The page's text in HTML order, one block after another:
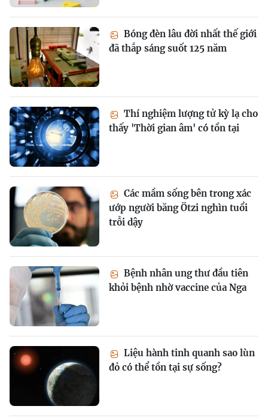
Bóng đèn lâu đời nhất thế giới
đã thắp sáng suốt 125 năm
Thí nghiệm lượng tử kỳ lạ cho
thấy 'Thời gian âm' có tồn tại
Các mầm sống bên trong xác
ướp người băng Ötzi nghìn tuổi
trỗi dậy
Bệnh nhân ung thư đầu tiên
khỏi bệnh nhờ vaccine của Nga
Liệu hành tinh quanh sao lùn
đỏ có thể tồn tại sự sống?